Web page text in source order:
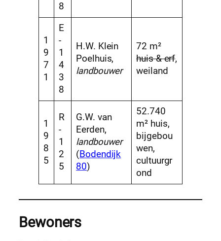
8
1
9
7
1
E
-
1
4
3
8
H.W. Klein
Poelhuis,
landbouwer
72 m²
huis & erf,
weiland
1
9
8
5
R
-
1
2
5
G.W. van
Eerden,
landbouwer
(Bodendijk
80)
52.740
m² huis,
bijgebou
wen,
cultuurgr
ond
Bewoners